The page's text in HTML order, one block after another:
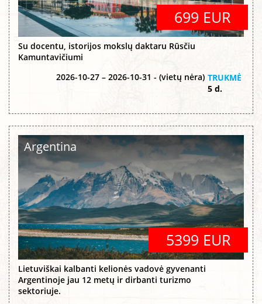
699 EUR
Su docentu, istorijos mokslų daktaru Rūsčiu
Kamuntavičiumi
2026-10-27 – 2026-10-31 - (vietų nėra) TRUKMĖ
5 d.
Argentina
5399 EUR
Lietuviškai kalbanti kelionės vadovė gyvenanti
Argentinoje jau 12 metų ir dirbanti turizmo
sektoriuje.